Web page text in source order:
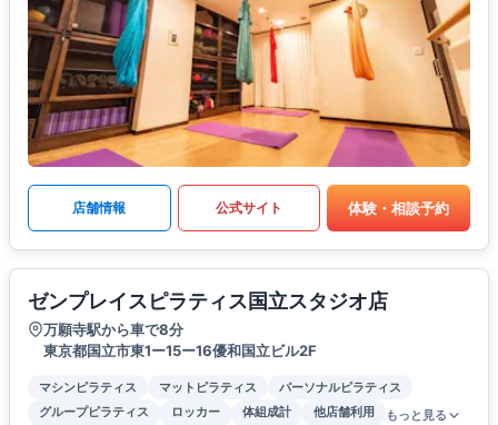
店舗情報 公式サイト 体験・相談予約
ゼンプレイスピラティス国立スタジオ店
万願寺駅から車で8分
東京都国立市東1ー15ー16優和国立ビル2F
マシンピラティス マットピラティス
パーソナルピラティス
グループピラティス
ロッカー 体組成計 他店舗利用 もっと見る